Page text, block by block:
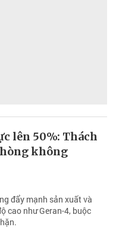
lên 50%: Thách
không
đẩy mạnh sản xuất và
cao như Geran-4, buộc